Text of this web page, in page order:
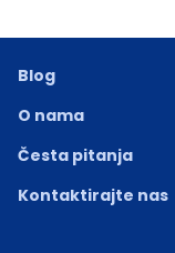
Blog
O nama
Česta pitanja
Kontaktirajte nas